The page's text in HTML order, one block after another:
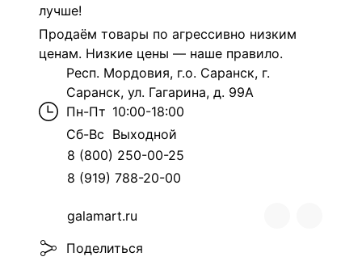
лучше!
Продаём товары по агрессивно низким
ценам. Низкие цены — наше правило.
Респ. Мордовия, г.о. Саранск, г.
Саранск, ул. Гагарина, д. 99А
Пн-Пт 10:00-18:00
Сб-Вс Выходной
8 (800) 250-00-25
8 (919) 788-20-00
galamart.ru
Поделиться